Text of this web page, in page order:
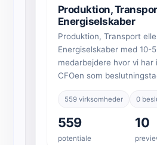
Produktion,
Energiselskaber
Produktion, Transport
Energiselskaber med 10-
medarbejdere hvor vi
CFOen som
559 virksomheder 0
559
potentiale
10